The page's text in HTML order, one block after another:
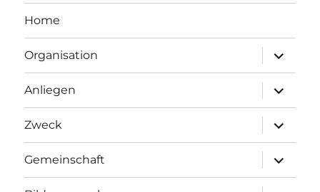
Home
Organisation
anzeigen
Anliegen
anzeigen
Zweck
anzeigen
Gemeinschaft
anzeigen